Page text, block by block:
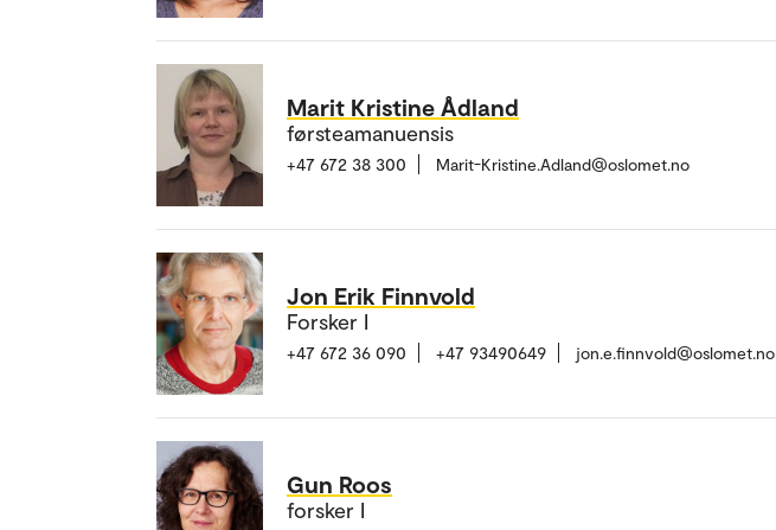
Marit Kristine Ådland
førsteamanuensis
+47 672 38 300 Marit-Kristine.Adland@oslomet.no
Jon Erik Finnvold
Forsker I
+47 672 36 090 +47 93490649 jon.e.finnvold@oslomet.no
Gun Roos
forsker I